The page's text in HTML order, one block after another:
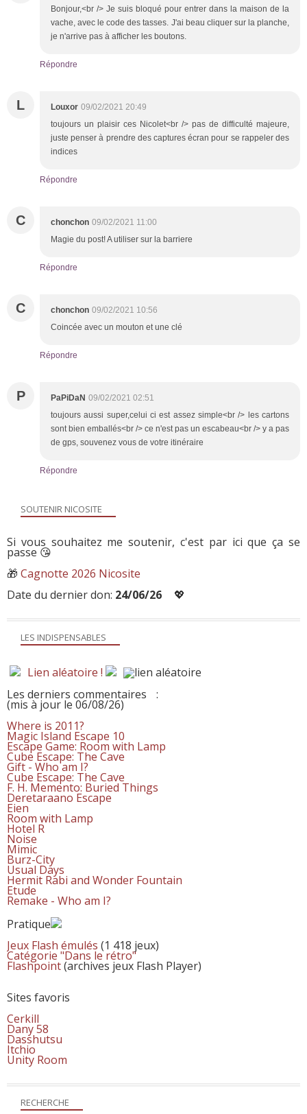
Bonjour,<br /> Je suis bloqué pour entrer dans la maison de la
vache, avec le code des tasses. J'ai beau cliquer sur la planche,
je n'arrive pas à afficher les boutons.
Répondre
L Louxor 09/02/2021 20:49
toujours un plaisir ces Nicolet<br /> pas de difficulté majeure,
juste penser à prendre des captures écran pour se rappeler des
indices
Répondre
C chonchon 09/02/2021 11:00
Magie du post! A utiliser sur la barriere
Répondre
C chonchon 09/02/2021 10:56
Coincée avec un mouton et une clé
Répondre
P PaPiDaN 09/02/2021 02:51
toujours aussi super,celui ci est assez simple<br /> les cartons
sont bien emballés<br /> ce n'est pas un escabeau<br /> y a pas
de gps, souvenez vous de votre itinéraire
Répondre
RECHERCHE
LES INDISPENSABLES
Lien aléatoire !
Les derniers commentaires
:
(mis à jour le 06/08/26)
Where is 2011?
Magic Island Escape 10
Escape Game: Room with Lamp
Cube Escape: The Cave
Gift - Who am I?
Cube Escape: The Cave
F. H. Memento: Buried Things
Deretaraano Escape
Eien
Room with Lamp
Hotel R
Noise
Mimic
Burz-City
Usual Days
Hermit Rabi and Wonder Fountain
Etude
Remake - Who am I?
Pratique
Jeux Flash émulés (1 418 jeux)
Catégorie "Dans le rétro"
Flashpoint(archives jeux Flash Player)
Sites favoris
Cerkill
Dany 58
Dasshutsu
Itchio
Unity Room
SOUTENIR NICOSITE
Si vous souhaitez me soutenir, c'est par ici que ça se
passe 😘
🎁 Cagnotte 2026 Nicosite
Date du dernier don: 24/06/26 💖